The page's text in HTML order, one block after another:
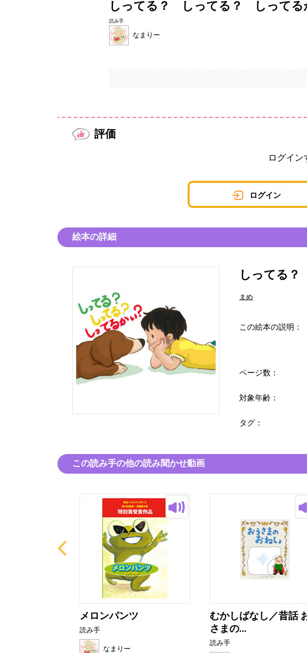
しってる？ しってる？ しってる
読み手
なまりー
評価
ログイン
ログイン
絵本の詳細
しってる
まめ
この絵本の説明：
ページ数：
対象年齢：
タグ：
この読み手の他の読み聞かせ動画
メロンパンツ
読み手
なまりー
むかしばなし／昔話
さまの...
読み手